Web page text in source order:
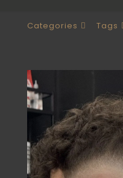
Categories Tags